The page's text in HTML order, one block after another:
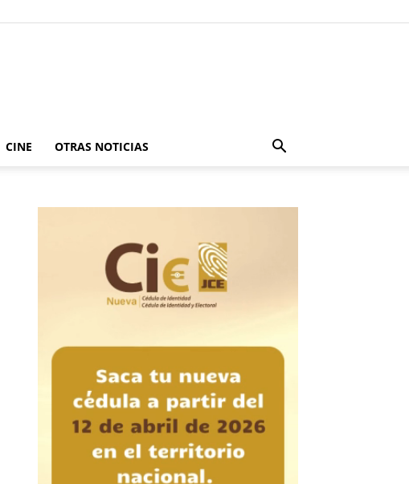
CINE OTRAS NOTICIAS